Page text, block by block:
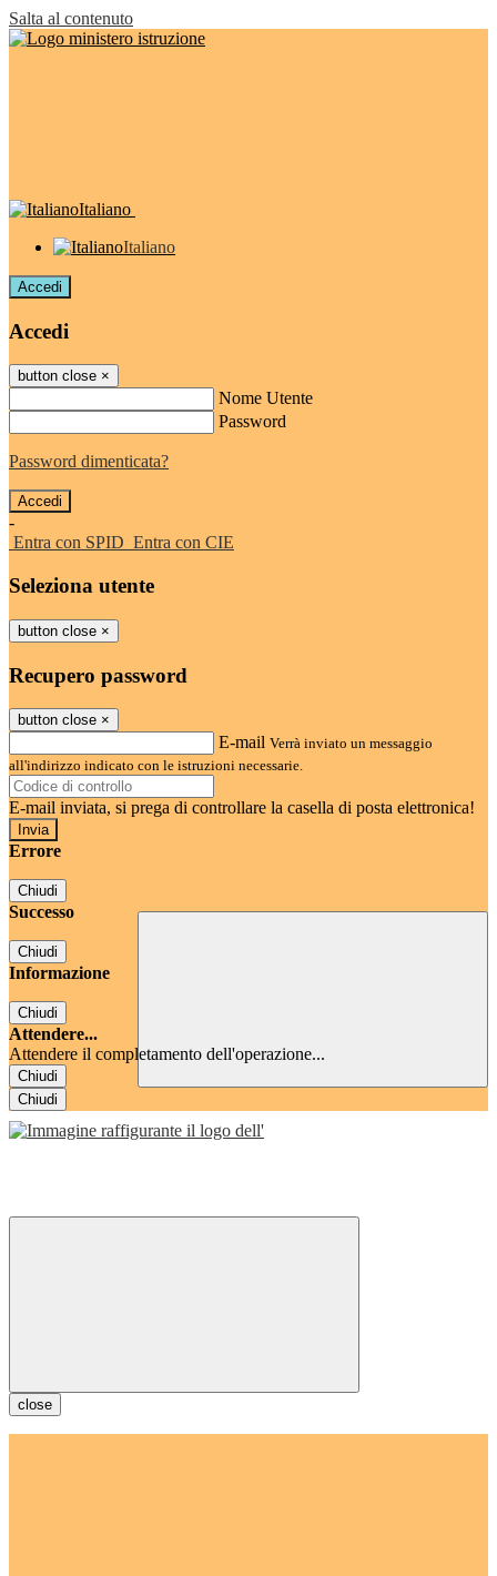
Salta al contenuto
Italiano
Italiano
Accedi
Accedi
button close ×
Nome Utente
Password
Password dimenticata?
-
Entra con SPID Entra con CIE
Seleziona utente
button close ×
Recupero password
button close ×
E-mail Verrà inviato un messaggio
all'indirizzo indicato con le istruzioni necessarie.
E-mail inviata, si prega di controllare la casella di posta elettronica!
Errore
Chiudi
Successo
Chiudi
Informazione
Chiudi
Attendere...
Attendere il completamento dell'operazione...
Chiudi
Chiudi
close